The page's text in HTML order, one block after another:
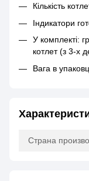
Кількість
Індикатори
У комплекті:
котлет (з 3-х
Вага в
Страна